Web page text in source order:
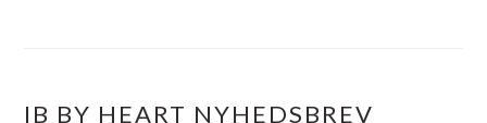
IB BY HEART NYHEDSBREV